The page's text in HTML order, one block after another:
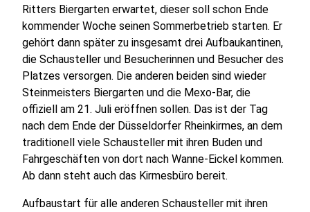
Ritters Biergarten erwartet, dieser soll schon Ende
kommender Woche seinen Sommerbetrieb starten. Er
gehört dann später zu insgesamt drei Aufbaukantinen,
die Schausteller und Besucherinnen und Besucher des
Platzes versorgen. Die anderen beiden sind wieder
Steinmeisters Biergarten und die Mexo-Bar, die
offiziell am 21. Juli eröffnen sollen. Das ist der Tag
nach dem Ende der Düsseldorfer Rheinkirmes, an dem
traditionell viele Schausteller mit ihren Buden und
Fahrgeschäften von dort nach Wanne-Eickel kommen.
Ab dann steht auch das Kirmesbüro bereit.
Aufbaustart für alle anderen Schausteller mit ihren